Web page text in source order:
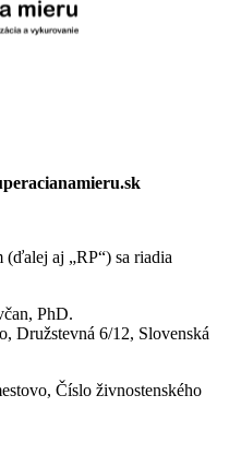
aj „RP“) sa riadia
PhD.
Družstevná 6/12, Slovenská
Číslo živnostenského